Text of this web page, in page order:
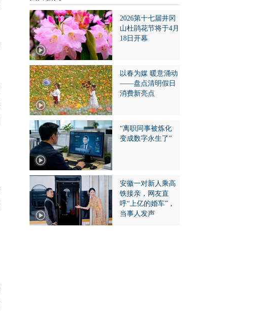
2026第十七届井冈
山杜鹃花节将于4月
18日开幕
以春为媒 暖意涌动
——盘点清明假日
消费新亮点
“离职同事被炼化
变成数字永生了”
安徽一对新人乘高
铁接亲，网友直
呼“上亿的婚车”，
当事人发声